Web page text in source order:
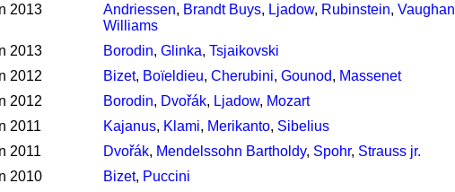
2013 Andriessen, Brandt Buys, Ljadow, Rubinstein, Vaughan
Williams
2013 Borodin, Glinka, Tsjaikovski
2012 Bizet, Boïeldieu, Cherubini, Gounod, Massenet
2012 Borodin, Dvořák, Ljadow, Mozart
2011 Kajanus, Klami, Merikanto, Sibelius
2011 Dvořák, Mendelssohn Bartholdy, Spohr, Strauss jr.
2010 Bizet, Puccini